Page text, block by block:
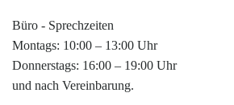
Büro - Sprechzeiten
Montags: 10:00 – 13:00 Uhr
Donnerstags: 16:00 – 19:00 Uhr
und nach Vereinbarung.